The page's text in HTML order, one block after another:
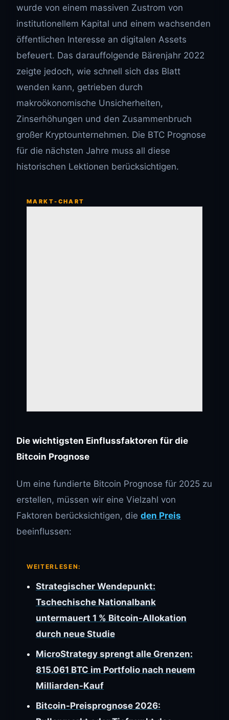
wurde von einem massiven Zustrom von
institutionellem Kapital und einem wachsenden
öffentlichen Interesse an digitalen Assets
befeuert. Das darauffolgende Bärenjahr 2022
zeigte jedoch, wie schnell sich das Blatt
wenden kann, getrieben durch
makroökonomische Unsicherheiten,
Zinserhöhungen und den Zusammenbruch
großer Kryptounternehmen. Die BTC Prognose
für die nächsten Jahre muss all diese
historischen Lektionen berücksichtigen.
MARKT-CHART
Die wichtigsten Einflussfaktoren für die
Bitcoin Prognose
Um eine fundierte Bitcoin Prognose für 2025 zu
erstellen, müssen wir eine Vielzahl von
Faktoren berücksichtigen, die den Preis
beeinflussen:
WEITERLESEN:
Strategischer Wendepunkt:
Tschechische Nationalbank
untermauert 1 % Bitcoin-Allokation
durch neue Studie
MicroStrategy sprengt alle Grenzen:
815.061 BTC im Portfolio nach neuem
Milliarden-Kauf
Bitcoin-Preisprognose 2026: